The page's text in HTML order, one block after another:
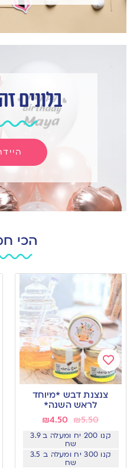
בלונים
הכי
Add
wishlist
צנצנת דבש *מיוחד
לראש השנה*
₪5.50
₪4.50
קנו 200 יח ומעלה ב 3.9
שח
קנו 300 יח ומעלה ב 3.5
שח